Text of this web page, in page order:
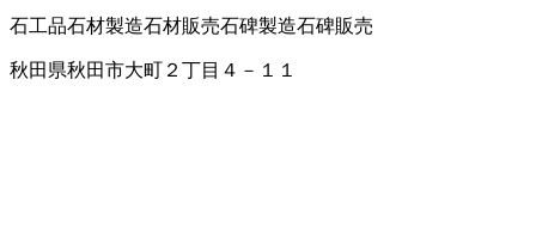
石工品石材製造石材販売石碑製造石碑販売
秋田県秋田市大町２丁目４－１１